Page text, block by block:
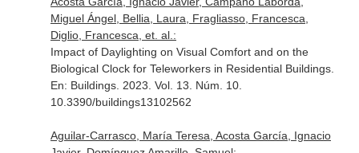
Miguel Ángel, Bellia, Laura, Fragliasso, Francesca,
Diglio, Francesca, et. al.:
Impact of Daylighting on Visual Comfort and on the
Biological Clock for Teleworkers in Residential Buildings.
En: Buildings. 2023. Vol. 13. Núm. 10.
10.3390/buildings13102562
Aguilar-Carrasco, María Teresa, Acosta García, Ignacio